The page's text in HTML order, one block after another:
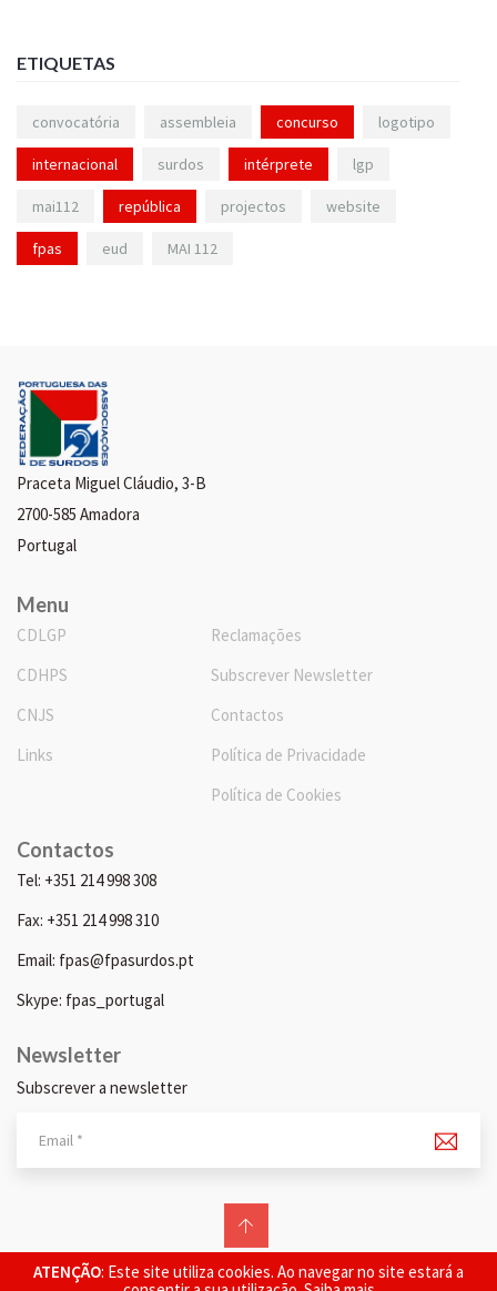
ATENÇÃO: Este site utiliza cookies. Ao navegar no site estará a
ETIQUETAS
convocatória assembleia concurso logotipo
internacional surdos intérprete lgp
mai112 república projectos website
fpas eud MAI 112
Praceta Miguel Cláudio, 3-B
2700-585 Amadora
Portugal
Menu
CDLGP
CDHPS
CNJS
Links
Reclamações
Subscrever Newsletter
Contactos
Política de Privacidade
Política de Cookies
Contactos
Tel: +351 214 998 308
Fax: +351 214 998 310
Email: fpas@fpasurdos.pt
Skype: fpas_portugal
Newsletter
Subscrever a newsletter
© 2026 FPAS. Todos os direitos reservados.